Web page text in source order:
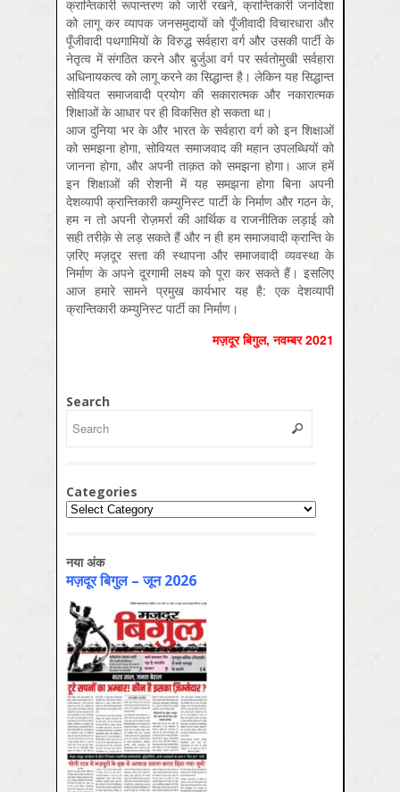
क्रान्तिकारी रूपान्तरण को जारी रखने, क्रान्तिकारी जनदिशा
को लागू कर व्यापक जनसमुदायों को पूँजीवादी विचारधारा और
पूँजीवादी पथगामियों के विरुद्ध सर्वहारा वर्ग और उसकी पार्टी के
नेतृत्व में संगठित करने और बुर्जुआ वर्ग पर सर्वतोमुखी सर्वहारा
अधिनायकत्व को लागू करने का सिद्धान्त है। लेकिन यह सिद्धान्त
सोवियत समाजवादी प्रयोग की सकारात्मक और नकारात्मक
शिक्षाओं के आधार पर ही विकसित हो सकता था।
आज दुनिया भर के और भारत के सर्वहारा वर्ग को इन शिक्षाओं
को समझना होगा, सोवियत समाजवाद की महान उपलब्धियों को
जानना होगा, और अपनी ताक़त को समझना होगा। आज हमें
इन शिक्षाओं की रोशनी में यह समझना होगा बिना अपनी
देशव्यापी क्रान्तिकारी कम्युनिस्ट पार्टी के निर्माण और गठन के,
हम न तो अपनी रोज़मर्रा की आर्थिक व राजनीतिक लड़ाई को
सही तरीक़े से लड़ सकते हैं और न ही हम समाजवादी क्रान्ति के
ज़रिए मज़दूर सत्ता की स्थापना और समाजवादी व्यवस्था के
निर्माण के अपने दूरगामी लक्ष्य को पूरा कर सकते हैं। इसलिए
आज हमारे सामने प्रमुख कार्यभार यह है: एक देशव्यापी
क्रान्तिकारी कम्युनिस्ट पार्टी का निर्माण।
मज़दूर बिगुल, नवम्बर 2021
Search
Categories
Categories
नया अंक
मज़दूर बिगुल – जून 2026